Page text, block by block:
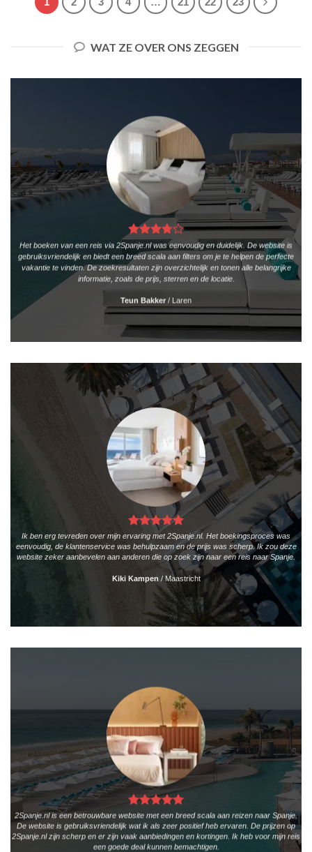
WAT ZE OVER ONS ZEGGEN
Het boeken van een reis via 2Spanje.nl was eenvoudig en duidelijk. De website is
gebruiksvriendelijk en biedt een breed scala aan filters om je te helpen de perfecte
vakantie te vinden. De zoekresultaten zijn overzichtelijk en tonen alle belangrijke
informatie, zoals de prijs, sterren en de locatie.
Teun Bakker / Laren
Ik ben erg tevreden over mijn ervaring met 2Spanje.nl. Het boekingsproces was
eenvoudig, de klantenservice was behulpzaam en de prijs was scherp. Ik zou deze
website zeker aanbevelen aan anderen die op zoek zijn naar een reis naar Spanje.
Kiki Kampen /Maastricht
2Spanje.nl is een betrouwbare website met een breed scala aan reizen naar Spanje.
De website is gebruiksvriendelijk wat ik als zeer positief heb ervaren. De prijzen op
2Spanje.nl zijn scherp en er zijn vaak aanbiedingen en kortingen. Ik heb voor mijn reis
een goede deal kunnen bemachtigen.